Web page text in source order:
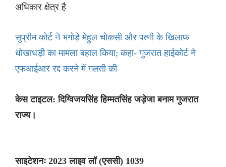
अधिकार क्षेत्र है
सुप्रीम कोर्ट ने भगोड़े मेहुल चोकसी और पत्नी के खिलाफ
धोखाधड़ी का मामला बहाल किया; कहा- गुजरात हाईकोर्ट ने
एफआईआर रद्द करने में गलती की
केस टाइटल: दिग्विजयसिंह हिम्मतसिंह जड़ेजा बनाम गुजरात
राज्य।
साइटेशनः 2023 लाइव लॉ (एससी) 1039